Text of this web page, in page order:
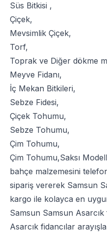
Süs Bitkisi ,
Çiçek,
Mevsimlik Çiçek,
Torf,
Toprak ve Diğer dökme
Meyve Fidanı,
İç Mekan Bitkileri,
Sebze Fidesi,
Çiçek Tohumu,
Sebze Tohumu,
Çim Tohumu,
Çim Tohumu,Saksı
bahçe malzemesini
sipariş vererek Samsun
kargo ile kolayca en
Samsun Samsun Asarcık
Asarcık fidancılar